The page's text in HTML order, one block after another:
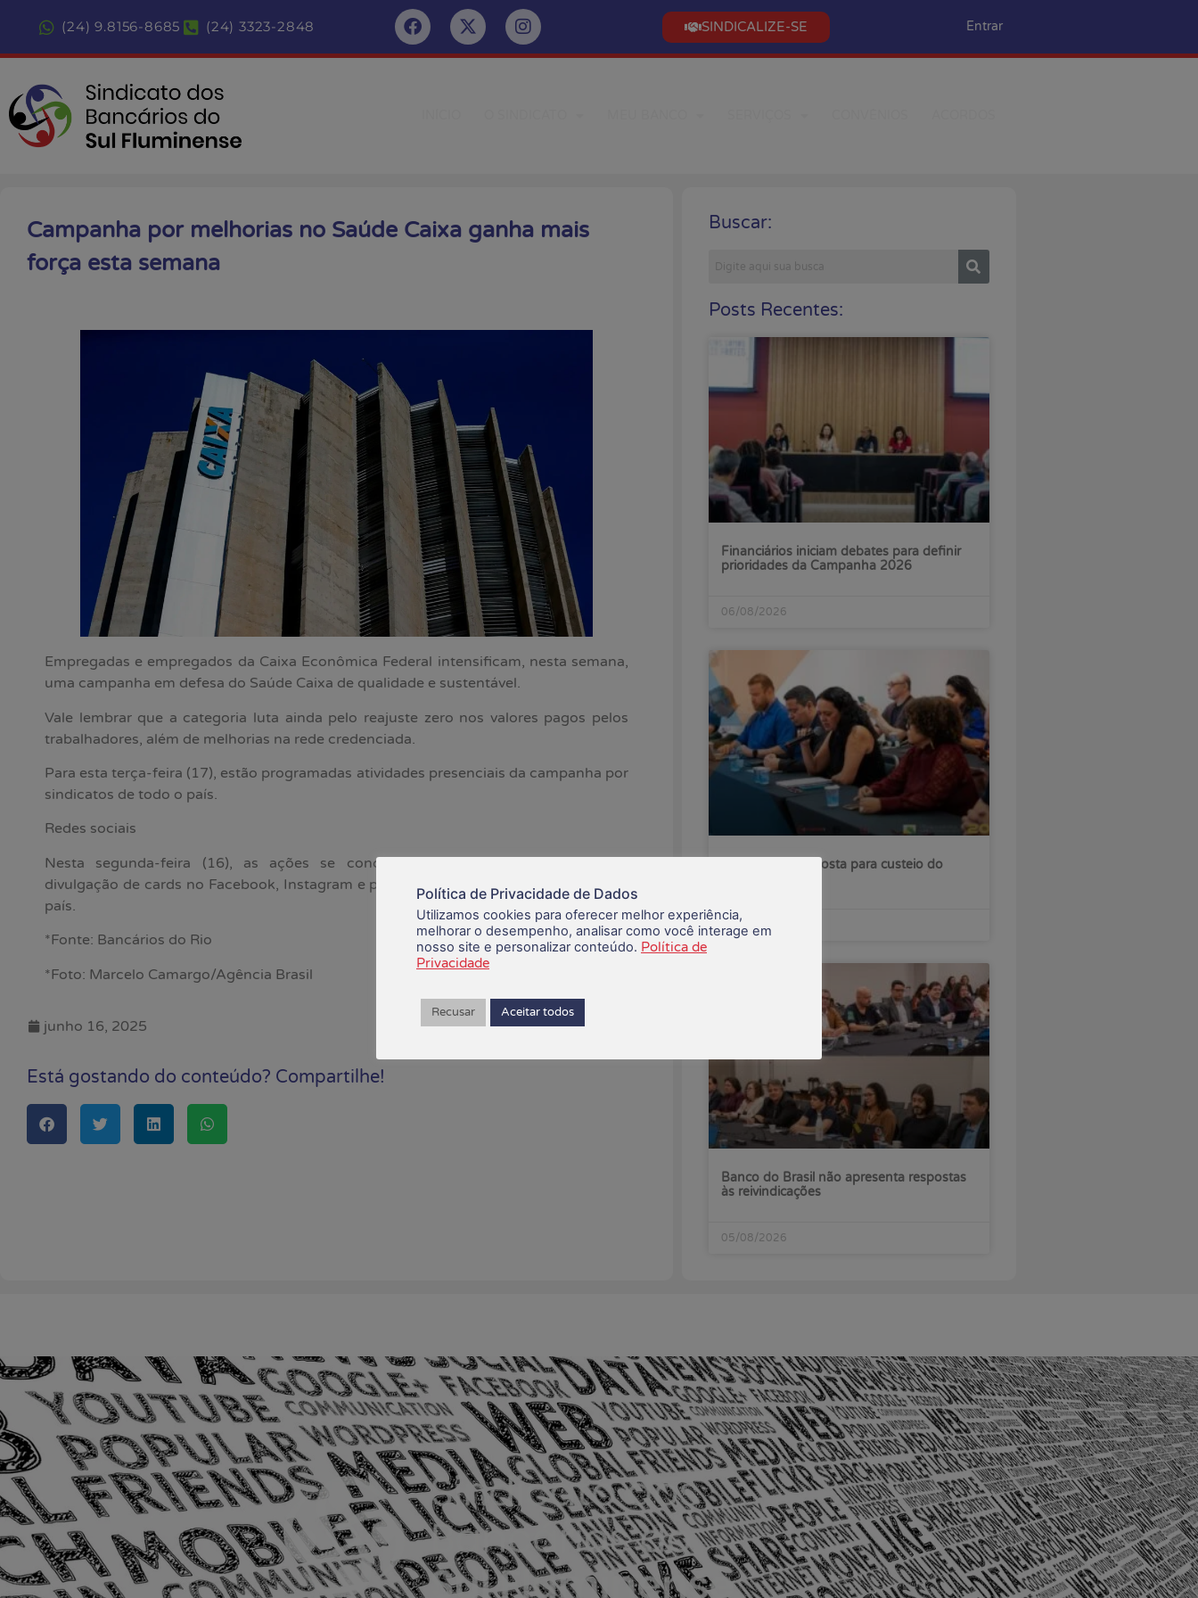
(24) 9.8156-8685 (24) 3323-2848 SINDICALIZE-SE Entrar
Campanha por melhorias no Saúde Caixa ganha mais
força esta semana
Empregadas e empregados da Caixa Econômica Federal intensificam, nesta semana,
uma campanha em defesa do Saúde Caixa de qualidade e sustentável.
Vale lembrar que a categoria luta ainda pelo reajuste zero nos valores pagos pelos
trabalhadores, além de melhorias na rede credenciada.
Para esta terça-feira (17), estão programadas atividades presenciais da campanha por
sindicatos de todo o país.
Redes sociais
Nesta segunda-feira (16), as ações se concentraram nas redes sociais, com
divulgação de cards no Facebook, Instagram e plataforma X por bancários de todo o
país.
*Fonte: Bancários do Rio
*Foto: Marcelo Camargo/Agência Brasil
junho 16, 2025
Está gostando do conteúdo? Compartilhe!
Buscar:
Posts Recentes:
Financiários iniciam debates para definir
prioridades da Campanha 2026
06/08/2026
CEE recusa proposta para custeio do
06/08/2026
Banco do Brasil não apresenta respostas
às reivindicações
05/08/2026
Política de Privacidade de Dados
Utilizamos cookies para oferecer melhor experiência,
melhorar o desempenho, analisar como você interage em
nosso site e personalizar conteúdo. Política de
Privacidade
Recusar Aceitar todos